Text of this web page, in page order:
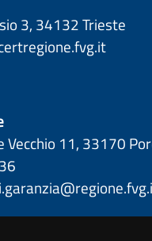
3, 34132 Trieste
Vecchio 11, 33170